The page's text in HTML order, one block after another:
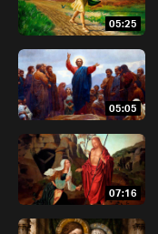
05:25
05:05
07:16